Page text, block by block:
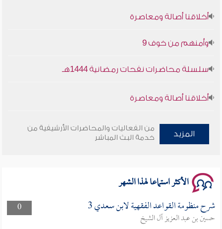
أخلاقنا أصالة ومعاصرة
وأمنهم من خوف 9
سلسلة محاضرات نفحات رمضانية 1444هـ
أخلاقنا أصالة ومعاصرة
سلسلة محاضرات نفحات رمضانية 1444هـ
المزيد
من الفعاليات والمحاضرات الأرشيفية من
خدمة البث المباشر
الأكثر استماعا لهذا الشهر
0 شرح منظومة القواعد الفقهية لابن سعدي 3
حسين بن عبد العزيز آل الشيخ